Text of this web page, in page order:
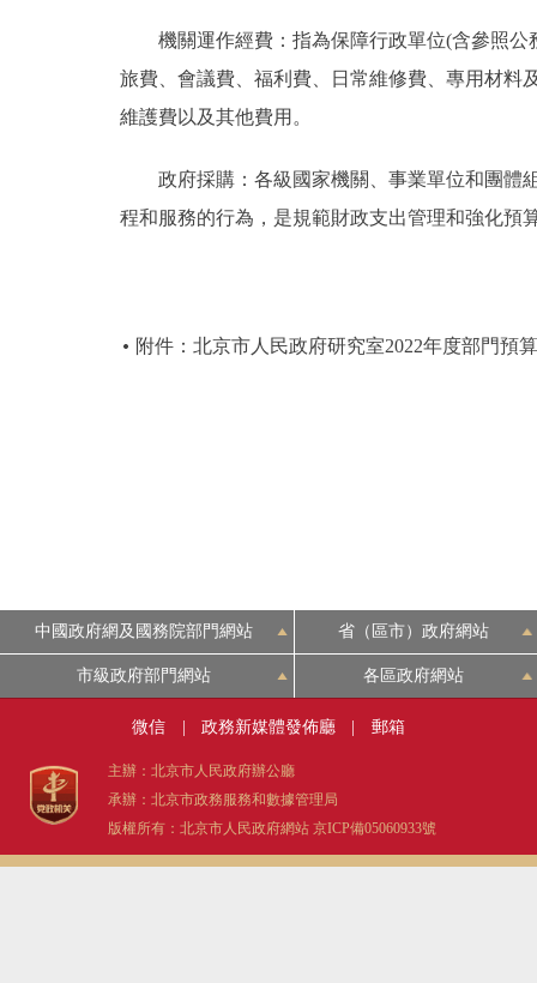
機關運作經費：指為保障行政單位(含參照公
旅費、會議費、福利費、日常維修費、專用材料
維護費以及其他費用。
政府採購：各級國家機關、事業單位和團體組
程和服務的行為，是規範財政支出管理和強化預
附件：北京市人民政府研究室2022年度部門預
中國政府網及國務院部門網站 省（區市）政府網站
市級政府部門網站 各區政府網站
微信 政務新媒體發佈廳 郵箱
主辦：北京市人民政府辦公廳
承辦：北京市政務服務和數據管理局
版權所有：北京市人民政府網站 京ICP備05060933號